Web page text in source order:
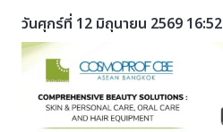
วันศุกร์ที่ 12 มิถุนายน 2569 16:52